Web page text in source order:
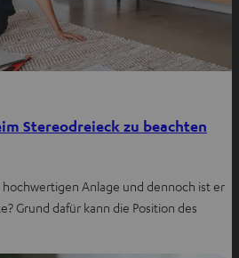
Stereodreieck zu beachten
Anlage und dennoch ist er
Grund dafür kann die Position des